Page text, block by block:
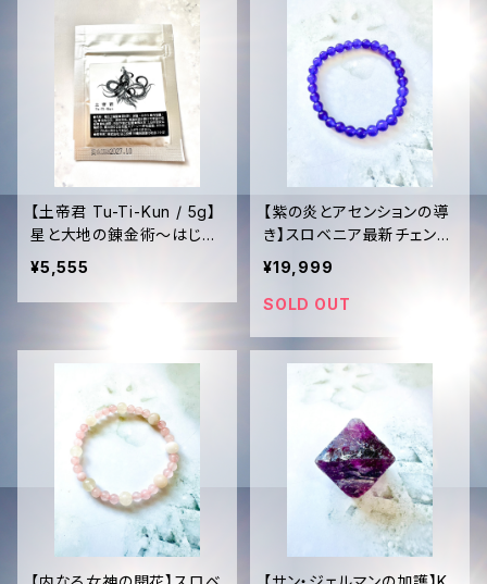
【土帝君 Tu-Ti-Kun / 5g】
星と大地の錬金術〜はじま
りの儀式・光との出逢い〜
¥5,555
【紫の炎とアセンションの導
き】スロベニア最新チェンバ
ー・アクティベーション済✨
高波動アメジスト・ブレスレ
ット｜セント・ジャーメイン
¥19,999
SOLD OUT